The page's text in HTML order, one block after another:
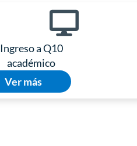
Ingreso a Q10
académico
Ver más